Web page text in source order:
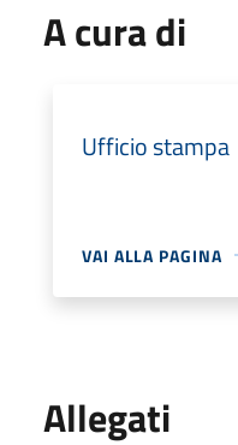
A cura di
Ufficio stampa
VAI ALLA PAGINA
Allegati